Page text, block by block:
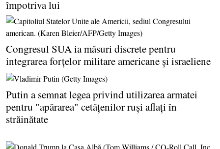
împotriva lui
Congresul SUA ia măsuri discrete pentru
integrarea forţelor militare americane şi israeliene
Putin a semnat legea privind utilizarea armatei
pentru "apărarea" cetăţenilor ruşi aflaţi în
străinătate